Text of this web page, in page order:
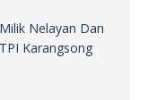
Nelayan Dan
Karangsong